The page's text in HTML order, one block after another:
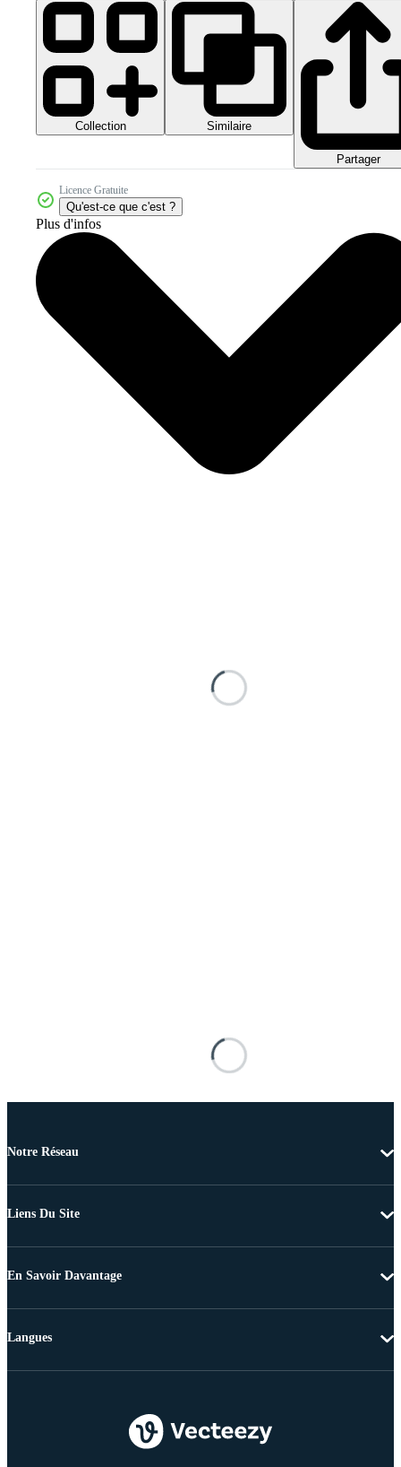
Collection Similaire
Partager
Licence Gratuite
Qu'est-ce que c'est ?
Plus d'infos
Notre Réseau
Liens Du Site
En Savoir Davantage
Langues